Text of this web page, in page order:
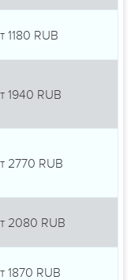
1180 RUB
1940 RUB
2770 RUB
2080 RUB
1870 RUB